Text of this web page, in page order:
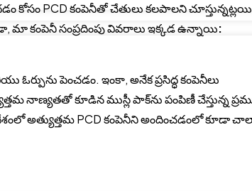
కోసం PCD కంపెనీతో చేతులు కలపాలని
మా కంపెనీ సంప్రదింపు వివరాలు ఇక్కడ ఉన్నాయి:
ఓర్పును పెంచడం. ఇంకా, అనేక ప్రసిద్ధ కంపెనీలు
నాణ్యతతో కూడిన ముస్లీ పాక్‌ను పంపిణీ చేస్తున్న
అత్యుత్తమ PCD కంపెనీని అందించడంలో కూడా